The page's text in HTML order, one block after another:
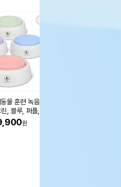
물 훈련 녹음벨
, 블루, 퍼플, 핑
원